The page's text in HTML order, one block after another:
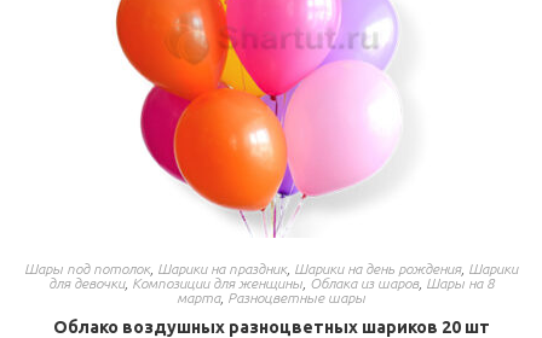
Шары под потолок, Шарики на праздник, Шарики на день рождения, Шарики
для девочки, Композиции для женщины, Облака из шаров, Шары на 8
марта, Разноцветные шары
Облако воздушных разноцветных шариков 20 шт